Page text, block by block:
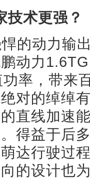
技术更强？
的动力输
动力
率，带来
对的绰绰
直线加速
得益于后
达行驶过
的设计也